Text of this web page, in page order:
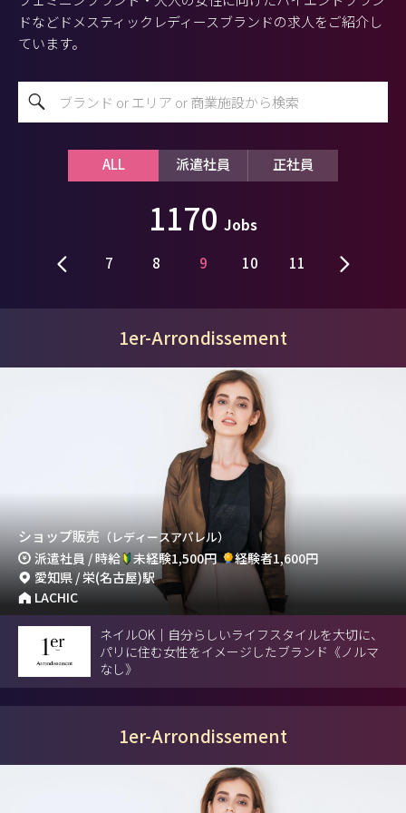
ドなどドメスティックレディースブランドの求人をご紹介し
ています。
ALL 派遣社員 正社員
1170 Jobs
7 8 9 10 11
1er-Arrondissement
ショップ販売 （レディースアパレル）
派遣社員 / 時給 未経験1,500円
経験者1,600円
愛知県 / 栄(名古屋)駅
LACHIC
ネイルOK｜自分らしいライフスタイルを大切に、
パリに住む女性をイメージしたブランド《ノルマ
なし》
1er-Arrondissement